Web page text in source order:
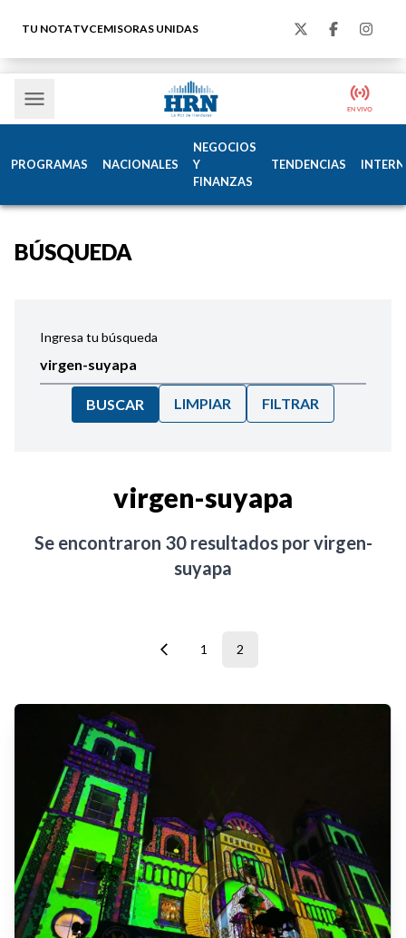
TU NOTATVCEMISORAS UNIDAS
PROGRAMAS NACIONALES
NEGOCIOS
Y
FINANZAS
TENDENCIAS
BÚSQUEDA
Ingresa tu búsqueda
BUSCAR LIMPIAR FILTRAR
virgen-suyapa
Se encontraron 30resultados porvirgen-
suyapa
1 2